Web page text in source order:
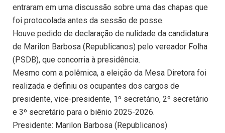
entraram em uma discussão sobre uma das chapas que
foi protocolada antes da sessão de posse.
Houve pedido de declaração de nulidade da candidatura
de Marilon Barbosa (Republicanos) pelo vereador Folha
(PSDB), que concorria à presidência.
Mesmo com a polêmica, a eleição da Mesa Diretora foi
realizada e definiu os ocupantes dos cargos de
presidente, vice-presidente, 1º secretário, 2º secretário
e 3º secretário para o biênio 2025-2026.
Presidente: Marilon Barbosa (Republicanos)